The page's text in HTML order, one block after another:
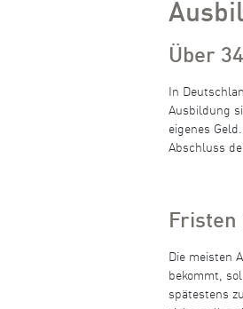
Über
In
Ausbildung
eigenes
Abschluss
Fristen
Die meisten
bekommt,
spätestens